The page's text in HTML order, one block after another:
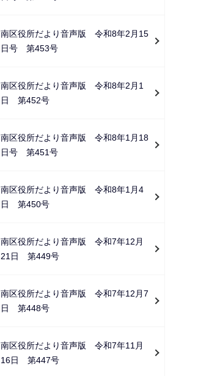
南区役所だより音声版 令和8年2月15
日号 第453号
南区役所だより音声版 令和8年2月1
日 第452号
南区役所だより音声版 令和8年1月18
日号 第451号
南区役所だより音声版 令和8年1月4
日 第450号
南区役所だより音声版 令和7年12月
21日 第449号
南区役所だより音声版 令和7年12月7
日 第448号
南区役所だより音声版 令和7年11月
16日 第447号